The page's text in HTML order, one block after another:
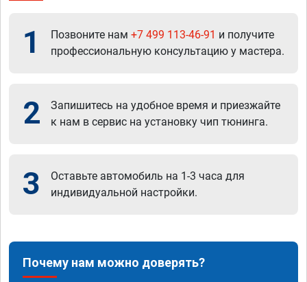
1 Позвоните нам +7 499 113-46-91 и получите
профессиональную консультацию у мастера.
2
Запишитесь на удобное время и приезжайте
к нам в сервис на установку чип тюнинга.
3
Оставьте автомобиль на 1-3 часа для
индивидуальной настройки.
Почему нам можно доверять?